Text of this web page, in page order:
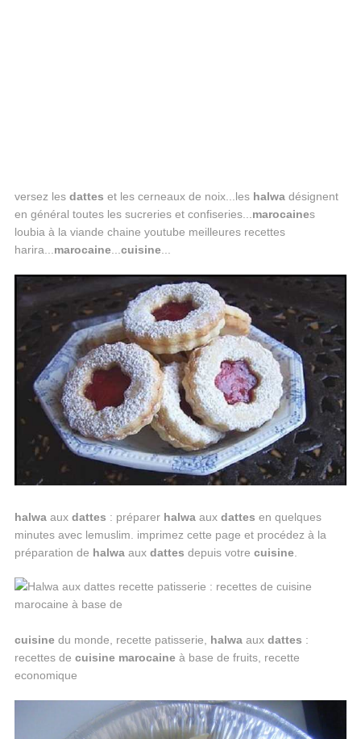
versez les dattes et les cerneaux de noix...les halwadésignent
en général toutes les sucreries et confiseries... marocaines
loubia à la viande chaine youtube meilleures recettes
harira... marocaine... cuisine...
halwaaux dattes : préparer halwaaux dattes en quelques
minutes avec lemuslim. imprimez cette page et procédez à la
préparation de halwaaux dattes depuis votre cuisine.
cuisinedu monde, recette patisserie, halwaaux dattes :
recettes de cuisine marocaineà base de fruits, recette
economique